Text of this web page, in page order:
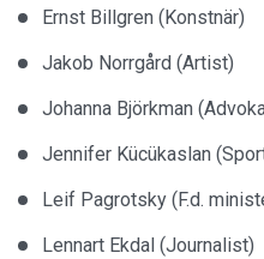
Ernst Billgren (Konstnär)
Jakob Norrgård (Artist)
Johanna Björkman
Jennifer Kücükaslan
Leif Pagrotsky (F.d.
Lennart Ekdal (Journalist)